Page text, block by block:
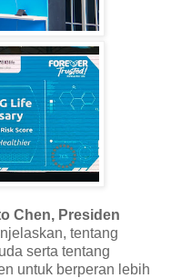
Chen, Presiden
tentang
serta tentang
untuk berperan lebih